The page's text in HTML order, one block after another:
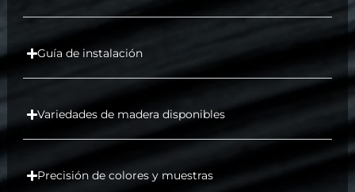
Guía de instalación
Variedades de madera disponibles
Precisión de colores y muestras